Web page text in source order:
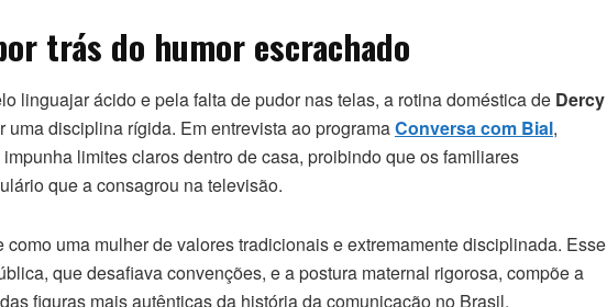
trás do humor escrachado
linguajar ácido e pela falta de pudor nas telas, a rotina doméstica de Dercy
uma disciplina rígida. Em entrevista ao programaConversa com Bial,
limites claros dentro de casa, proibindo que os familiares
que a consagrou na televisão.
uma mulher de valores tradicionais e extremamente disciplinada. Esse
que desafiava convenções, e a postura maternal rigorosa, compõe a
figuras mais autênticas da história da comunicação no Brasil.